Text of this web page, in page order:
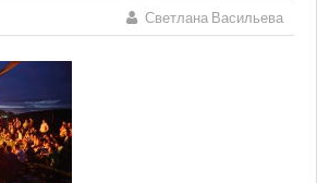
Светлана Васильева